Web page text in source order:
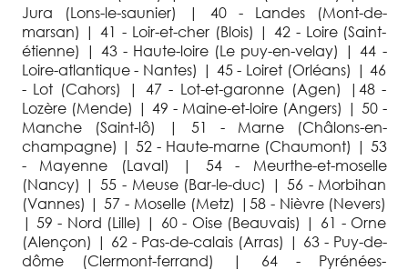
Jura (Lons-le-saunier) | 40 - Landes (Mont-de-
marsan) | 41 - Loir-et-cher (Blois) | 42 - Loire (Saint-
étienne) | 43 - Haute-loire (Le puy-en-velay) | 44 -
Loire-atlantique - Nantes) | 45 - Loiret (Orléans) | 46
- Lot (Cahors) | 47 - Lot-et-garonne (Agen) |48 -
Lozère (Mende) | 49 - Maine-et-loire (Angers) | 50 -
Manche (Saint-lô) | 51 - Marne (Châlons-en-
champagne) | 52 - Haute-marne (Chaumont) | 53
- Mayenne (Laval) | 54 - Meurthe-et-moselle
(Nancy) | 55 - Meuse (Bar-le-duc) | 56 - Morbihan
(Vannes) | 57 - Moselle (Metz) |58 - Nièvre (Nevers)
| 59 - Nord (Lille) | 60 - Oise (Beauvais) | 61 - Orne
(Alençon) | 62 - Pas-de-calais (Arras) | 63 - Puy-de-
dôme (Clermont-ferrand) | 64 - Pyrénées-